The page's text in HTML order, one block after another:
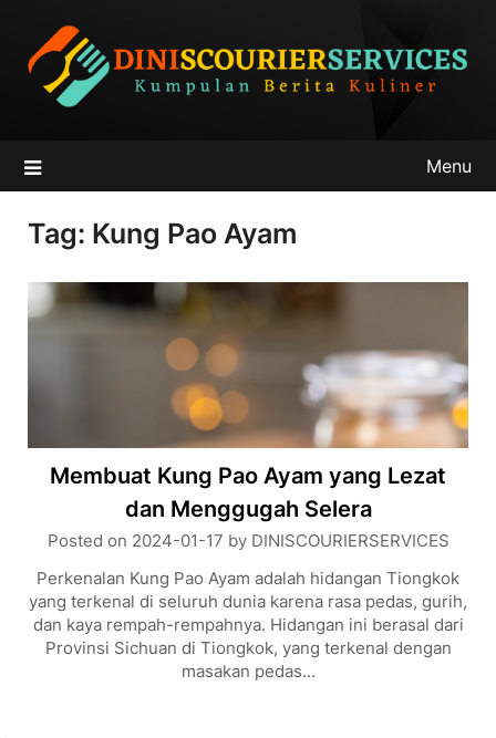
content
Menu
Tag: Kung Pao Ayam
Membuat Kung Pao Ayam yang Lezat
dan Menggugah Selera
Posted on 2024-01-17 by DINISCOURIERSERVICES
Perkenalan Kung Pao Ayam adalah hidangan Tiongkok
yang terkenal di seluruh dunia karena rasa pedas, gurih,
dan kaya rempah-rempahnya. Hidangan ini berasal dari
Provinsi Sichuan di Tiongkok, yang terkenal dengan
masakan pedas…